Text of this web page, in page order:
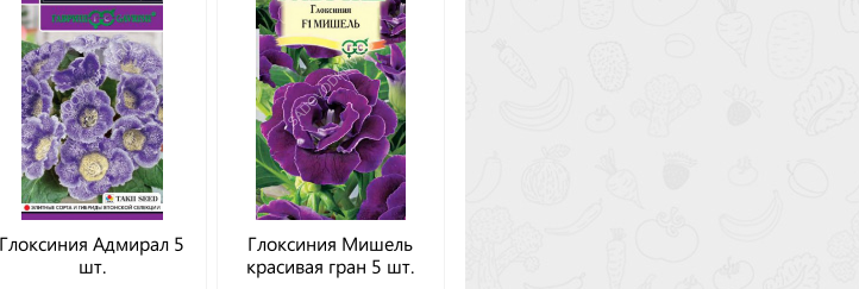
Глоксиния Адмирал 5
шт.
Глоксиния Мишель
красивая гран 5 шт.